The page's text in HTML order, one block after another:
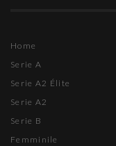
Home
Serie A
Serie A2 Élite
Serie A2
Serie B
Femminile